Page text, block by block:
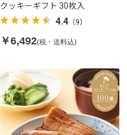
クッキーギフト 30枚入
4.4（9）
￥6,492(税・送料込)